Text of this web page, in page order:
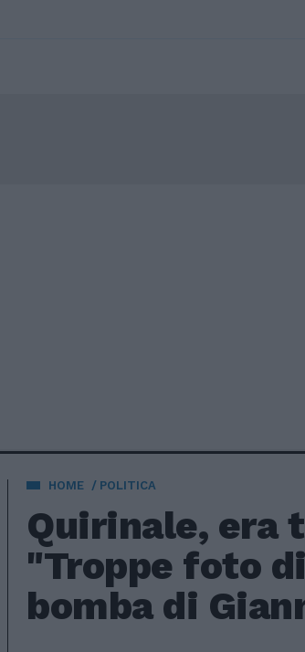
HOME POLITICA
Quirinale, era
"Troppe foto
bomba di